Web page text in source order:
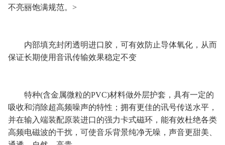
不亮丽饱满规范。>
内部填充封闭透明进口胶，可有效防止导体氧化，从而
保证长期使用音讯传输效果稳定不变
特种(含金属微粒的PVC)材料做外层护套，具有一定的
吸收和消除超高频噪声的特性；拥有更佳的讯号传送水平，
并在输入端装配原装进口的强力卡式磁环，能有效杜绝各类
高频电磁波的干扰，可使音乐背景纯净无噪，声音更甜美、